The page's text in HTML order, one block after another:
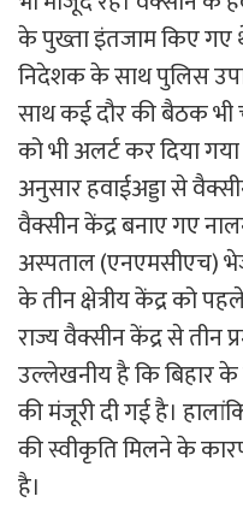
के पुख्ता इंतजाम किए गए
निदेशक के साथ पुलिस
साथ कई दौर की बैठक भी
को भी अलर्ट कर दिया
अनुसार हवाईअड्डा से
वैक्सीन केंद्र बनाए गए
अस्पताल (एनएमसीएच)
के तीन क्षेत्रीय केंद्र को
राज्य वैक्सीन केंद्र से तीन
उल्लेखनीय है कि बिहार
की मंजूरी दी गई है।
की स्वीकृति मिलने के
है।